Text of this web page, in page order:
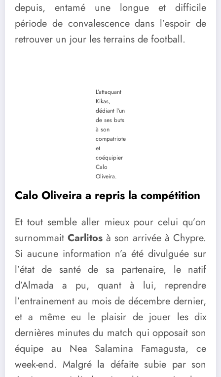
depuis, entamé une longue et difficile
période de convalescence dans l’espoir de
retrouver un jour les terrains de football.
L’attaquant
Kikas,
dédiant l’un
de ses buts
à son
compatriote
et
coéquipier
Calo
Oliveira.
Calo Oliveira a repris la compétition
Et tout semble aller mieux pour celui qu’on
surnommait Carlitos à son arrivée à Chypre.
Si aucune information n’a été divulguée sur
l’état de santé de sa partenaire, le natif
d’Almada a pu, quant à lui, reprendre
l’entrainement au mois de décembre dernier,
et a même eu le plaisir de jouer les dix
dernières minutes du match qui opposait son
équipe au Nea Salamina Famagusta, ce
week-end. Malgré la défaite subie par son